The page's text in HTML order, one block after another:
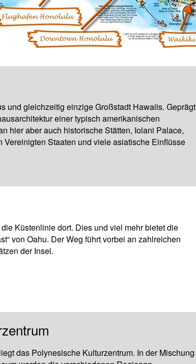
und gleichzeitig einzige Großstadt Hawaiis. Geprägt
einer typisch amerikanischen
hier aber auch historische Stätten, Iolani Palace,
Staaten und viele asiatische Einflüsse
Küstenlinie dort. Dies und viel mehr bietet die
von Oahu. Der Weg führt vorbei an zahlreichen
der Insel.
das Polynesische Kulturzentrum. In der Mischung